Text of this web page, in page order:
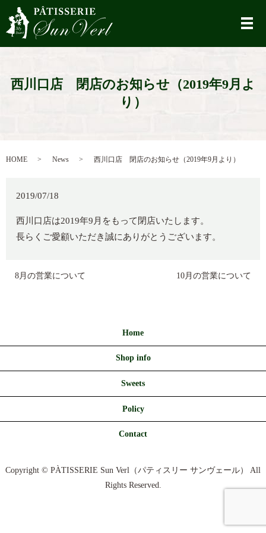
メ
西川口店 閉店のお知らせ（2019年9月よ
り）
HOME News 西川口店 閉店のお知らせ（2019年9月より）
2019/07/18
西川 口店は2019年9月をもって閉店いたします。
長らくご愛顧いただき誠にありがとうございます。
8月の営業について 10月の営業について
Home
Shop info
Sweets
Policy
Contact
Copyright © PÀTISSERIE Sun Verl（パティスリー サンヴェール） All
Rights Reserved.